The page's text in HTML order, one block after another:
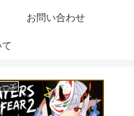
お問い合わせ
ーズ